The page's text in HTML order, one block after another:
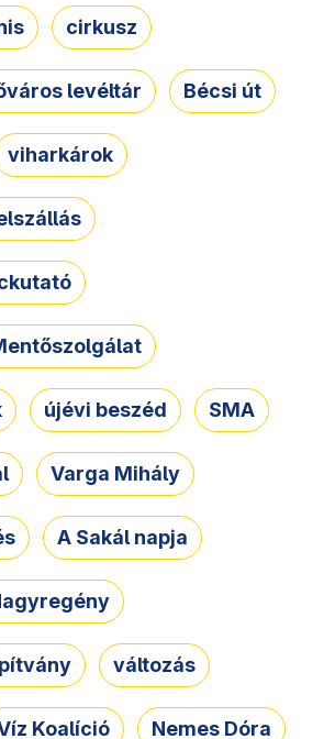
cirkusz
levéltár Bécsi út
viharkárok
újévi beszéd SMA
Varga Mihály
A Sakál napja
változás
Koalíció Nemes Dóra